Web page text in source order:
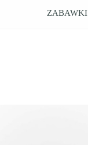
ZABAWKI